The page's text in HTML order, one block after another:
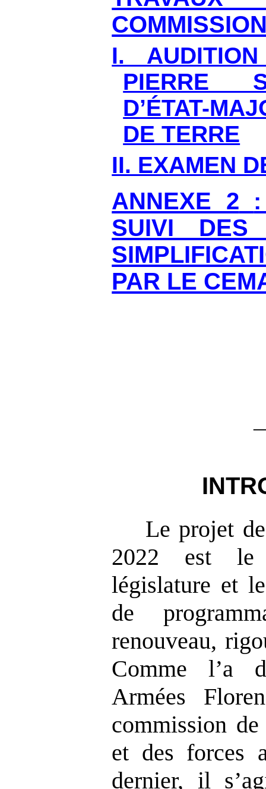
I.
PIERRE
D’ÉTAT-
DE TERRE
II. EXAMEN
ANNEXE 2
SUIVI DES
PAR LE
Le projet
2022 est le
législature et
de
renouveau,
Comme l’a
Armées
commission
et des forces
dernier, il